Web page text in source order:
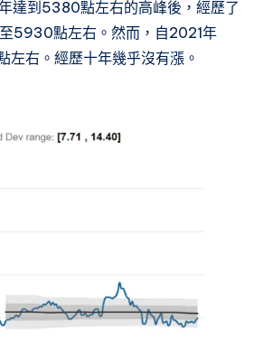
達到5380點左右的高峰後，經歷了
5930點左右。然而，自2021年
右。經歷十年幾乎沒有漲。